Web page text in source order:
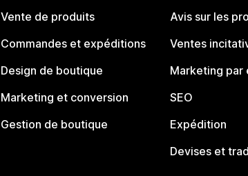
Vente de produits
Commandes et expéditions
Design de boutique
Marketing et conversion
Gestion de boutique
Avis sur les
Ventes
Marketing par
SEO
Expédition
Devises et